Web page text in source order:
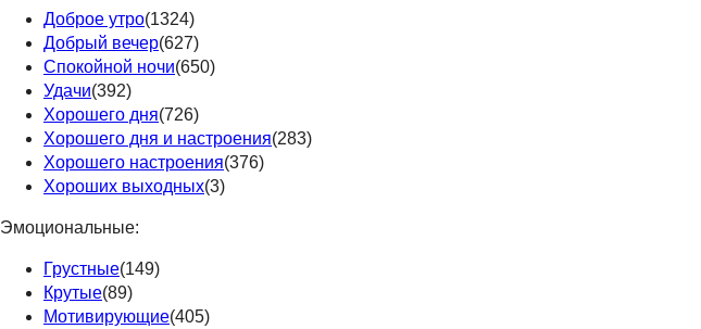
Доброе утро(1324)
Добрый вечер(627)
Спокойной ночи(650)
Удачи(392)
Хорошего дня(726)
Хорошего дня и настроения(283)
Хорошего настроения(376)
Хороших выходных(3)
Эмоциональные:
Грустные(149)
Крутые(89)
Мотивирующие(405)